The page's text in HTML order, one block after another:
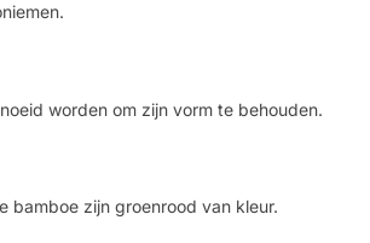
worden om zijn vorm te behouden.
bamboe zijn groenrood van kleur.